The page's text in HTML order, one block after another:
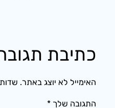
כתיבת
האימייל לא יוצג באתר.
התגובה שלך *